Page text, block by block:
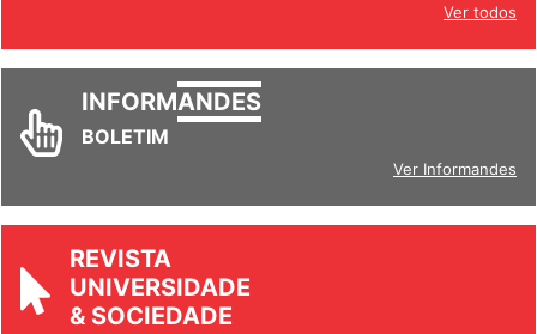
Ver todos
INFORMANDES
BOLETIM
Ver Informandes
REVISTA
UNIVERSIDADE
& SOCIEDADE